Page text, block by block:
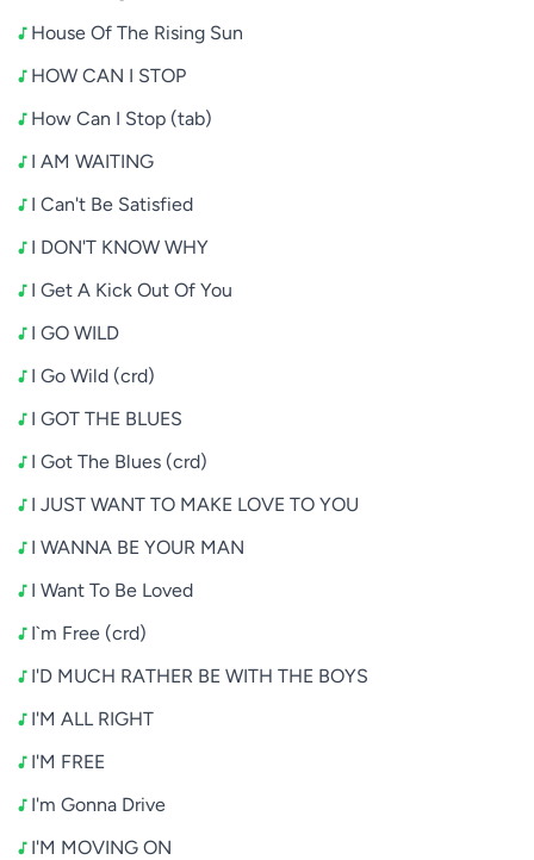
House Of The Rising Sun
HOW CAN I STOP
How Can I Stop (tab)
I AM WAITING
I Can't Be Satisfied
I DON'T KNOW WHY
I Get A Kick Out Of You
I GO WILD
I Go Wild (crd)
I GOT THE BLUES
I Got The Blues (crd)
I JUST WANT TO MAKE LOVE TO YOU
I WANNA BE YOUR MAN
I Want To Be Loved
I`m Free (crd)
I'D MUCH RATHER BE WITH THE BOYS
I'M ALL RIGHT
I'M FREE
I'm Gonna Drive
I'M MOVING ON